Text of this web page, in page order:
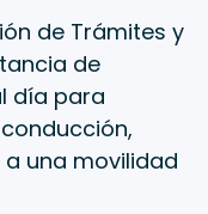
de Trámites y
de
día para
una movilidad